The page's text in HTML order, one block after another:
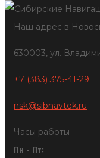
Наш адрес в
630003, ул.
+7 (383) 375-41-29
nsk@sibnavtek.ru
Часы работы
Пн - Пт: